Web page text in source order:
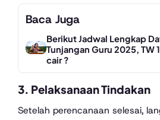
Baca Juga
Berikut Jadwal Lengkap
Tunjangan Guru 2025, TW
cair ?
3. Pelaksanaan Tindakan
Setelah perencanaan selesai,